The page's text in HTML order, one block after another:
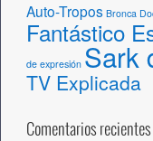
Auto-Tropos Bronca
Fantástico
de expresión Sark
TV Explicada
Comentarios recientes